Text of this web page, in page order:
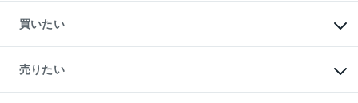
買いたい
新築・分譲マンションの購入
中古マンションの購入
一戸建ての購入
売りたい